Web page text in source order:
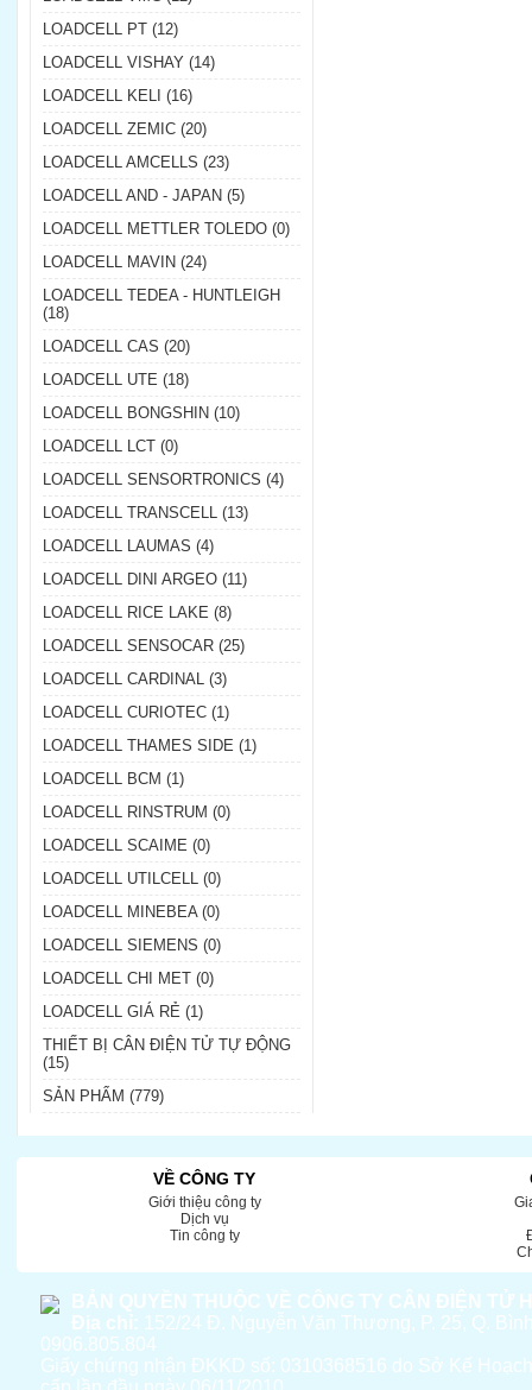
LOADCELL PT (12)
LOADCELL VISHAY (14)
LOADCELL KELI (16)
LOADCELL ZEMIC (20)
LOADCELL AMCELLS (23)
LOADCELL AND - JAPAN (5)
LOADCELL METTLER TOLEDO (0)
LOADCELL MAVIN (24)
LOADCELL TEDEA - HUNTLEIGH
(18)
LOADCELL CAS (20)
LOADCELL UTE (18)
LOADCELL BONGSHIN (10)
LOADCELL LCT (0)
LOADCELL SENSORTRONICS (4)
LOADCELL TRANSCELL (13)
LOADCELL LAUMAS (4)
LOADCELL DINI ARGEO (11)
LOADCELL RICE LAKE (8)
LOADCELL SENSOCAR (25)
LOADCELL CARDINAL (3)
LOADCELL CURIOTEC (1)
LOADCELL THAMES SIDE (1)
LOADCELL BCM (1)
LOADCELL RINSTRUM (0)
LOADCELL SCAIME (0)
LOADCELL UTILCELL (0)
LOADCELL MINEBEA (0)
LOADCELL SIEMENS (0)
LOADCELL CHI MET (0)
LOADCELL GIÁ RẺ (1)
THIẾT BỊ CÂN ĐIỆN TỬ TỰ ĐỘNG
(15)
SẢN PHẨM (779)
VỀ CÔNG TY
Giới thiệu công ty
Dịch vụ
Tin công ty
BẢN QUYỀN THUỘC VỀ CÔNG TY CÂN ĐIỆN TỬ
Địa chỉ: 152/24 Đ. Nguyễn Văn Thương, P. 25, Q.
0906.805.804
Giấy chứng nhận ĐKKD số: 0310368516 do Sở Kế